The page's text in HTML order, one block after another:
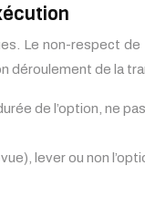
Le non-respect
déroulement de la
de l’option, ne
lever ou non